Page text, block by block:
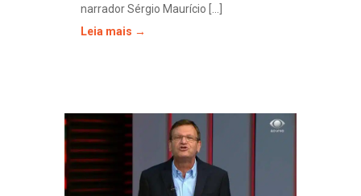
narrador Sérgio Maurício [...]
Leia mais →